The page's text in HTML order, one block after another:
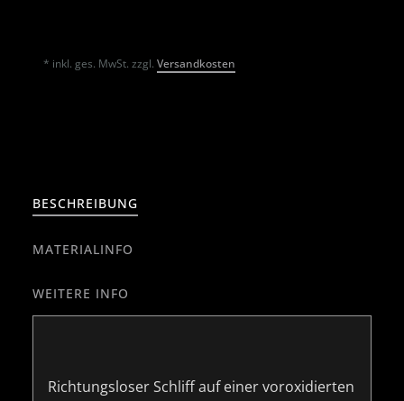
* inkl. ges. MwSt. zzgl. Versandkosten
BESCHREIBUNG
MATERIALINFO
WEITERE INFO
Richtungsloser Schliff auf einer voroxidierten